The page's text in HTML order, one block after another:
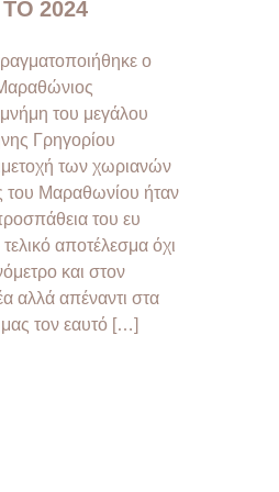
2024
ο
του μεγάλου
Γρηγορίου
των χωριανών
του Μαραθωνίου ήταν
του ευ
αποτέλεσμα όχι
και στον
αλλά απέναντι στα
μας τον εαυτό […]